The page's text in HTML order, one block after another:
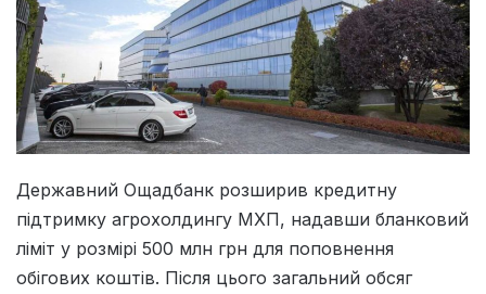
Державний Ощадбанк розширив кредитну
підтримку агрохолдингу МХП, надавши бланковий
ліміт у розмірі 500 млн грн для поповнення
обігових коштів. Після цього загальний обсяг